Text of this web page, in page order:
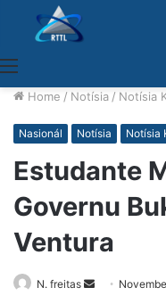
Home / Notísia / Notísia
Nasionál Notísia Notísia
Estudante
Governu
Ventura
N. freitas
Send